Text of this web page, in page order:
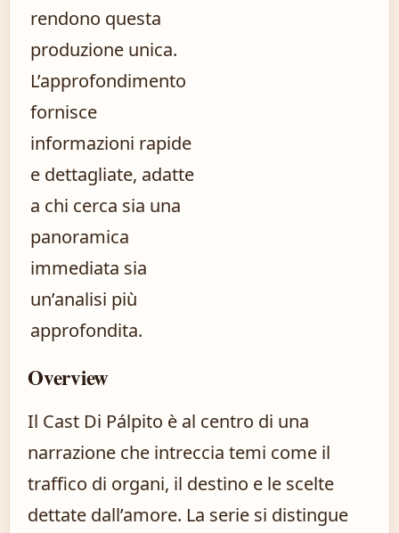
rendono questa
produzione unica.
L’approfondimento
fornisce
informazioni rapide
e dettagliate, adatte
a chi cerca sia una
panoramica
immediata sia
un’analisi più
approfondita.
Overview
Il Cast Di Pálpito è al centro di una
narrazione che intreccia temi come il
traffico di organi, il destino e le scelte
dettate dall’amore. La serie si distingue